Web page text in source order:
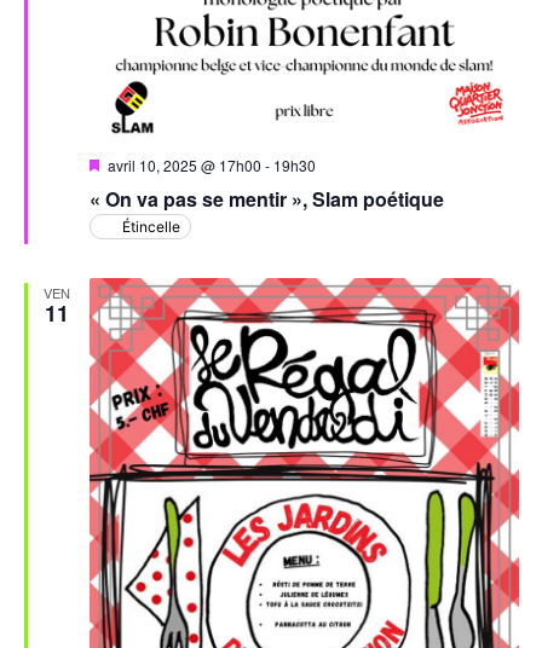
« On va pas se mentir », Slam poétique
Mis
avant
avril 10, 2025 @ 17h00 - 19h30
Étincelle
VEN
11